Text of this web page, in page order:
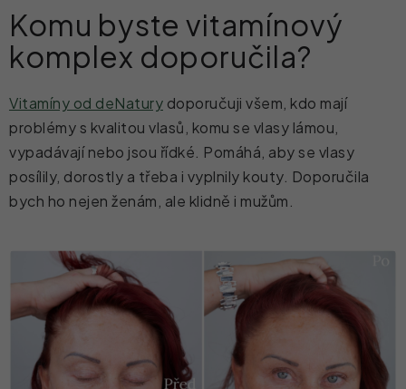
Komu byste vitamínový
komplex doporučila?
Vitamíny od deNatury doporučuji všem, kdo mají
problémy s kvalitou vlasů, komu se vlasy lámou,
vypadávají nebo jsou řídké. Pomáhá, aby se vlasy
posílily, dorostly a třeba i vyplnily kouty. Doporučila
bych ho nejen ženám, ale klidně i mužům.